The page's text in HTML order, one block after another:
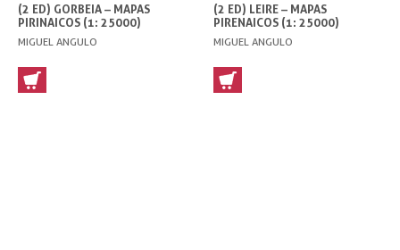
(2 ED) GORBEIA – MAPAS
PIRINAICOS (1: 25000)
MIGUEL ANGULO
(2 ED) LEIRE – MAPAS
PIRENAICOS (1: 25000)
MIGUEL ANGULO